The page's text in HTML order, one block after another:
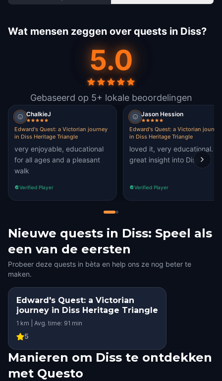
Wat mensen zeggen over quests in Diss?
5.0
Gebaseerd op 5+ lokale beoordelingen
ChalkieJ
Edward's Quest: a Victorian journey
in Diss Heritage Triangle
very enjoyable, educational
for all ages and a pleasant
walk
Verified Player
Jason Hession
Edward's Quest: a Victorian journey
in Diss Heritage Triangle
loved it, very educational.
great insight into Diss
Verified Player
Nieuwe quests in Diss: Speel als
een van de eersten
Probeer deze quests in bèta en help ons ze nog beter te
maken.
Edward's Quest: a Victorian
journey in Diss Heritage Triangle
1 km | Avg. time: 91 min
5
Manieren om Diss te ontdekken
met Questo